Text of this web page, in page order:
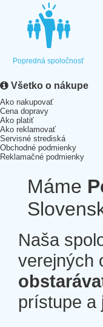
Popredná spoločnosť
Všetko o nákupe
Ako nakupovať
Cena dopravy
Ako platiť
Ako reklamovať
Servisné strediská
Obchodné podmienky
Reklamačné podmienky
Máme
Naša
verejných
prístupe a